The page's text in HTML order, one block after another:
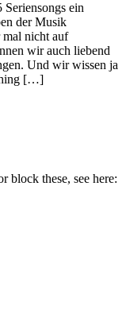
ein
der Musik
nicht auf
wir auch liebend
Und wir wissen ja
[…]
block these, see here: